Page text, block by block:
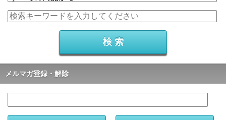
メルマガ登録・解除